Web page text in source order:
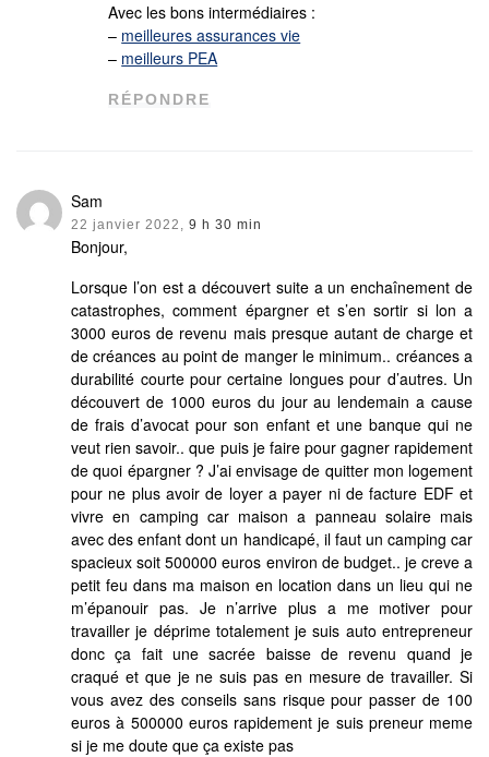
Avec les bons intermédiaires :
– meilleures assurances vie
– meilleurs PEA
RÉPONDRE
Sam
22 janvier 2022, 9 h 30 min
Bonjour,
Lorsque l’on est a découvert suite a un enchaînement de
catastrophes, comment épargner et s’en sortir si lon a
3000 euros de revenu mais presque autant de charge et
de créances au point de manger le minimum.. créances a
durabilité courte pour certaine longues pour d’autres. Un
découvert de 1000 euros du jour au lendemain a cause
de frais d’avocat pour son enfant et une banque qui ne
veut rien savoir.. que puis je faire pour gagner rapidement
de quoi épargner ? J’ai envisage de quitter mon logement
pour ne plus avoir de loyer a payer ni de facture EDF et
vivre en camping car maison a panneau solaire mais
avec des enfant dont un handicapé, il faut un camping car
spacieux soit 500000 euros environ de budget.. je creve a
petit feu dans ma maison en location dans un lieu qui ne
m’épanouir pas. Je n’arrive plus a me motiver pour
travailler je déprime totalement je suis auto entrepreneur
donc ça fait une sacrée baisse de revenu quand je
craqué et que je ne suis pas en mesure de travailler. Si
vous avez des conseils sans risque pour passer de 100
euros à 500000 euros rapidement je suis preneur meme
si je me doute que ça existe pas